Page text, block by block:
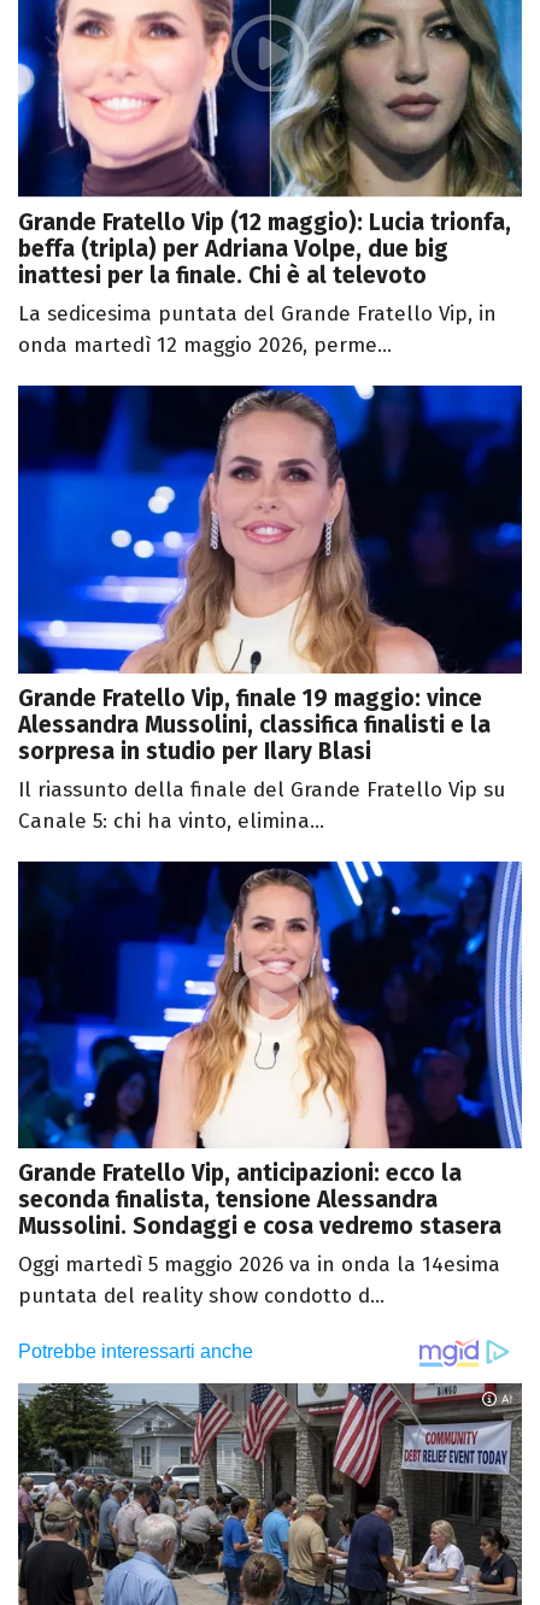
Grande Fratello Vip (12 maggio): Lucia trionfa,
beffa (tripla) per Adriana Volpe, due big
inattesi per la finale. Chi è al televoto
La sedicesima puntata del Grande Fratello Vip, in
onda martedì 12 maggio 2026, perme...
Grande Fratello Vip, finale 19 maggio: vince
Alessandra Mussolini, classifica finalisti e la
sorpresa in studio per Ilary Blasi
Il riassunto della finale del Grande Fratello Vip su
Canale 5: chi ha vinto, elimina...
Grande Fratello Vip, anticipazioni: ecco la
seconda finalista, tensione Alessandra
Mussolini. Sondaggi e cosa vedremo stasera
Oggi martedì 5 maggio 2026 va in onda la 14esima
puntata del reality show condotto d...